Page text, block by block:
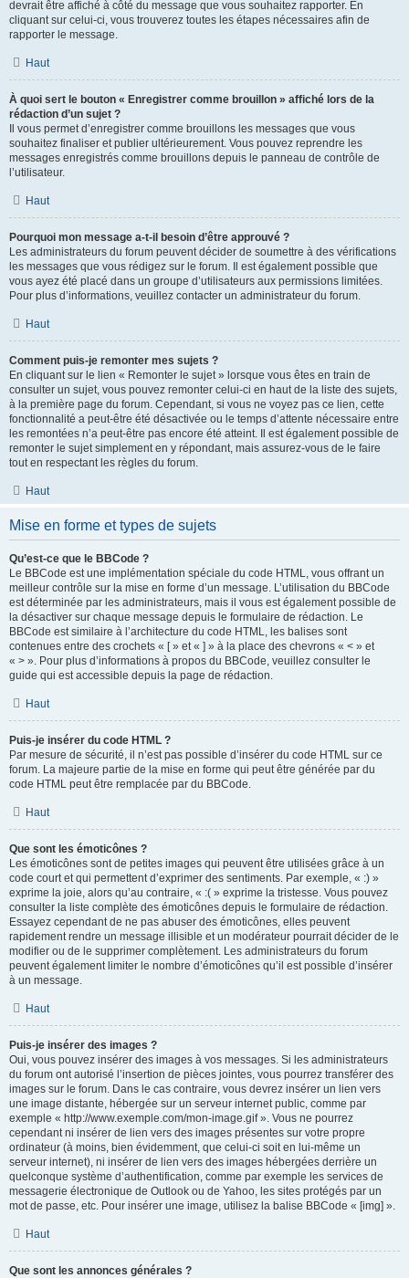
devrait être affiché à côté du message que vous souhaitez rapporter. En
cliquant sur celui-ci, vous trouverez toutes les étapes nécessaires afin de
rapporter le message.
Haut
À quoi sert le bouton « Enregistrer comme brouillon » affiché lors de la
rédaction d’un sujet ?
Il vous permet d’enregistrer comme brouillons les messages que vous
souhaitez finaliser et publier ultérieurement. Vous pouvez reprendre les
messages enregistrés comme brouillons depuis le panneau de contrôle de
l’utilisateur.
Haut
Pourquoi mon message a-t-il besoin d’être approuvé ?
Les administrateurs du forum peuvent décider de soumettre à des vérifications
les messages que vous rédigez sur le forum. Il est également possible que
vous ayez été placé dans un groupe d’utilisateurs aux permissions limitées.
Pour plus d’informations, veuillez contacter un administrateur du forum.
Haut
Comment puis-je remonter mes sujets ?
En cliquant sur le lien « Remonter le sujet » lorsque vous êtes en train de
consulter un sujet, vous pouvez remonter celui-ci en haut de la liste des sujets,
à la première page du forum. Cependant, si vous ne voyez pas ce lien, cette
fonctionnalité a peut-être été désactivée ou le temps d’attente nécessaire entre
les remontées n’a peut-être pas encore été atteint. Il est également possible de
remonter le sujet simplement en y répondant, mais assurez-vous de le faire
tout en respectant les règles du forum.
Haut
Mise en forme et types de sujets
Qu’est-ce que le BBCode ?
Le BBCode est une implémentation spéciale du code HTML, vous offrant un
meilleur contrôle sur la mise en forme d’un message. L’utilisation du BBCode
est déterminée par les administrateurs, mais il vous est également possible de
la désactiver sur chaque message depuis le formulaire de rédaction. Le
BBCode est similaire à l’architecture du code HTML, les balises sont
contenues entre des crochets « [ » et « ] » à la place des chevrons « < » et
« > ». Pour plus d’informations à propos du BBCode, veuillez consulter le
guide qui est accessible depuis la page de rédaction.
Haut
Puis-je insérer du code HTML ?
Par mesure de sécurité, il n’est pas possible d’insérer du code HTML sur ce
forum. La majeure partie de la mise en forme qui peut être générée par du
code HTML peut être remplacée par du BBCode.
Haut
Que sont les émoticônes ?
Les émoticônes sont de petites images qui peuvent être utilisées grâce à un
code court et qui permettent d’exprimer des sentiments. Par exemple, « :) »
exprime la joie, alors qu’au contraire, « :( » exprime la tristesse. Vous pouvez
consulter la liste complète des émoticônes depuis le formulaire de rédaction.
Essayez cependant de ne pas abuser des émoticônes, elles peuvent
rapidement rendre un message illisible et un modérateur pourrait décider de le
modifier ou de le supprimer complètement. Les administrateurs du forum
peuvent également limiter le nombre d’émoticônes qu’il est possible d’insérer
à un message.
Haut
Puis-je insérer des images ?
Oui, vous pouvez insérer des images à vos messages. Si les administrateurs
du forum ont autorisé l’insertion de pièces jointes, vous pourrez transférer des
images sur le forum. Dans le cas contraire, vous devrez insérer un lien vers
une image distante, hébergée sur un serveur internet public, comme par
exemple « http://www.exemple.com/mon-image.gif ». Vous ne pourrez
cependant ni insérer de lien vers des images présentes sur votre propre
ordinateur (à moins, bien évidemment, que celui-ci soit en lui-même un
serveur internet), ni insérer de lien vers des images hébergées derrière un
quelconque système d’authentification, comme par exemple les services de
messagerie électronique de Outlook ou de Yahoo, les sites protégés par un
mot de passe, etc. Pour insérer une image, utilisez la balise BBCode « [img] ».
Haut
Que sont les annonces générales ?